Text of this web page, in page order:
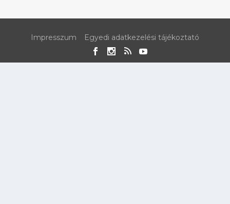
Impresszum Egyedi adatkezelési tájékoztató